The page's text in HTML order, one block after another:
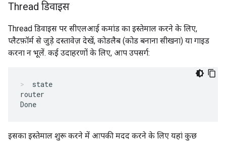
Thread डिवाइस
Thread डिवाइस पर सीएलआई कमांड का इस्तेमाल करने के लिए,
प्लैटफ़ॉर्म से जुड़े दस्तावेज़ देखें, कोडलैब (कोड बनाना सीखना) या गाइड
करना न भूलें. कई उदाहरणों के लिए, आप उपसर्ग:
state
router
इसका इस्तेमाल शुरू करने में आपकी मदद करने के लिए यहां कुछ